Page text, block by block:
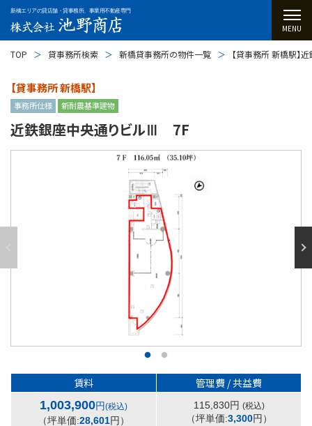
新橋エリアの貸店舗・貸事務所、事業用不動産専門
MENU
TOP 貸事務所検索 新橋貸事務所の物件一覧 【貸事務所 新橋駅
【貸事務所 新橋駅】
事務所仕様 新耐震基準建物
近鉄銀座中央通りビルⅢ 7F
賃料
管理費 / 共益費
1,003,900円(税込)
（坪単価:28,601円）
115,830円 (税込)
（坪単価:3,300円）